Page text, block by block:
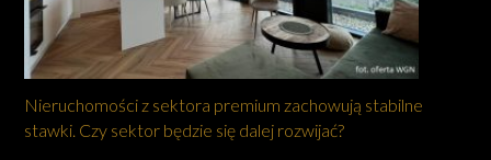
Nieruchomości z sektora premium zachowują stabilne
stawki. Czy sektor będzie się dalej rozwijać?